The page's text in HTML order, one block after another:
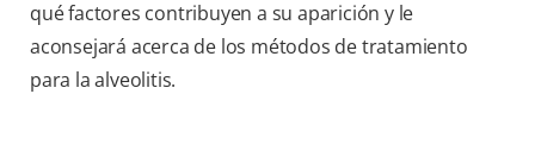
qué factores contribuyen a su aparición y le
aconsejará acerca de los métodos de tratamiento
para la alveolitis.